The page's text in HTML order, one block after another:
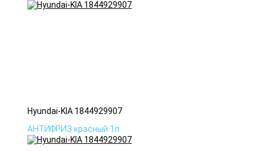
Hyundai-KIA 1844929907
АНТИФРИЗ красный 1л.